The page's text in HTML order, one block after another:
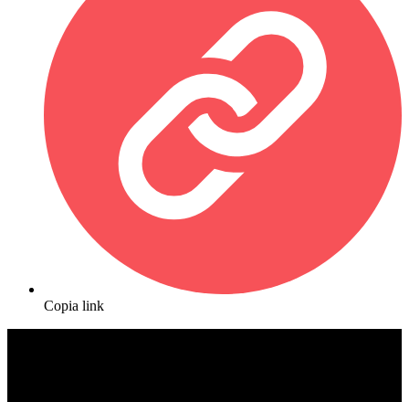
Copia link